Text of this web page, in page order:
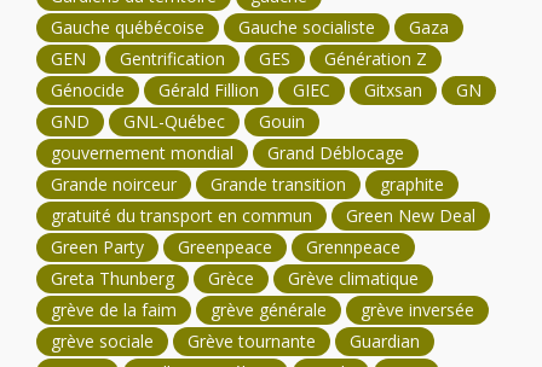
Gauche québécoise
Gauche socialiste
Gaza
GEN
Gentrification GES
Génération Z
Génocide
Gérald Fillion GIEC Gitxsan
GN
GND
GNL-Québec
Gouin
gouvernement mondial
Grand Déblocage
Grande noirceur
Grande transition
graphite
gratuité du transport en commun
Green New Deal
Green Party
Greenpeace
Grennpeace
Greta Thunberg
Grèce
Grève climatique
grève de la faim
grève générale
grève inversée
grève sociale
Grève tournante
Guardian